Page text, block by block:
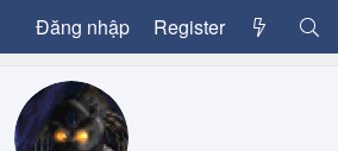
Đăng nhập Register